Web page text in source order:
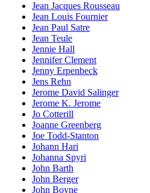
Jean Jacques Rousseau
Jean Louis Fournier
Jean Paul Satre
Jean Teule
Jennie Hall
Jennifer Clement
Jenny Erpenbeck
Jens Rehn
Jerome David Salinger
Jerome K. Jerome
Jo Cotterill
Joanne Greenberg
Joe Todd-Stanton
Johann Hari
Johanna Spyri
John Barth
John Berger
John Boyne